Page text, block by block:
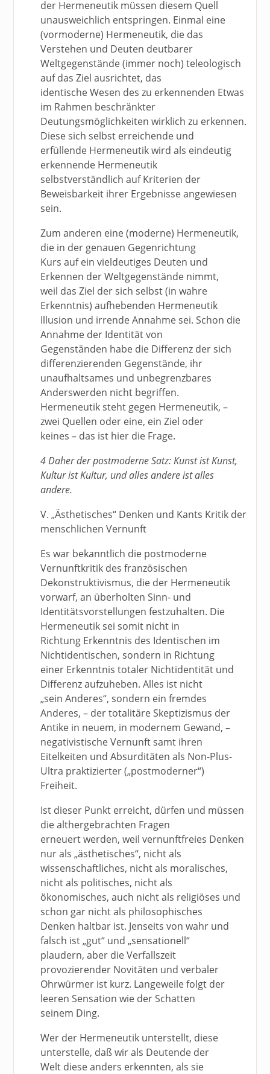
der Hermeneutik müssen diesem Quell
unausweichlich entspringen. Einmal eine
(vormoderne) Hermeneutik, die das
Verstehen und Deuten deutbarer
Weltgegenstände (immer noch) teleologisch
auf das Ziel ausrichtet, das
identische Wesen des zu erkennenden Etwas
im Rahmen beschränkter
Deutungsmöglichkeiten wirklich zu erkennen.
Diese sich selbst erreichende und
erfüllende Hermeneutik wird als eindeutig
erkennende Hermeneutik
selbstverständlich auf Kriterien der
Beweisbarkeit ihrer Ergebnisse angewiesen
sein.
Zum anderen eine (moderne) Hermeneutik,
die in der genauen Gegenrichtung
Kurs auf ein vieldeutiges Deuten und
Erkennen der Weltgegenstände nimmt,
weil das Ziel der sich selbst (in wahre
Erkenntnis) aufhebenden Hermeneutik
Illusion und irrende Annahme sei. Schon die
Annahme der Identität von
Gegenständen habe die Differenz der sich
differenzierenden Gegenstände, ihr
unaufhaltsames und unbegrenzbares
Anderswerden nicht begriffen.
Hermeneutik steht gegen Hermeneutik, –
zwei Quellen oder eine, ein Ziel oder
keines – das ist hier die Frage.
4 Daher der postmoderne Satz: Kunst ist Kunst,
Kultur ist Kultur, und alles andere ist alles
andere.
V. „Ästhetisches“ Denken und Kants Kritik der
menschlichen Vernunft
Es war bekanntlich die postmoderne
Vernunftkritik des französischen
Dekonstruktivismus, die der Hermeneutik
vorwarf, an überholten Sinn- und
Identitätsvorstellungen festzuhalten. Die
Hermeneutik sei somit nicht in
Richtung Erkenntnis des Identischen im
Nichtidentischen, sondern in Richtung
einer Erkenntnis totaler Nichtidentität und
Differenz aufzuheben. Alles ist nicht
„sein Anderes“, sondern ein fremdes
Anderes, – der totalitäre Skeptizismus der
Antike in neuem, in modernem Gewand, –
negativistische Vernunft samt ihren
Eitelkeiten und Absurditäten als Non-Plus-
Ultra praktizierter („postmoderner“)
Freiheit.
Ist dieser Punkt erreicht, dürfen und müssen
die althergebrachten Fragen
erneuert werden, weil vernunftfreies Denken
nur als „ästhetisches“, nicht als
wissenschaftliches, nicht als moralisches,
nicht als politisches, nicht als
ökonomisches, auch nicht als religiöses und
schon gar nicht als philosophisches
Denken haltbar ist. Jenseits von wahr und
falsch ist „gut“ und „sensationell“
plaudern, aber die Verfallszeit
provozierender Novitäten und verbaler
Ohrwürmer ist kurz. Langeweile folgt der
leeren Sensation wie der Schatten
seinem Ding.
Wer der Hermeneutik unterstellt, diese
unterstelle, daß wir als Deutende der
Welt diese anders erkennten, als sie